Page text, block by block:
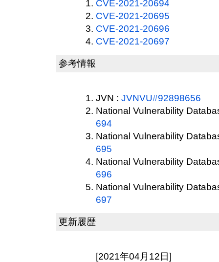
CVE-2021-20694
CVE-2021-20695
CVE-2021-20696
CVE-2021-20697
参考情報
JVN : JVNVU#92898656
National Vulnerability
694
National Vulnerability
695
National Vulnerability
696
National Vulnerability
697
更新履歴
[2021年04月12日]